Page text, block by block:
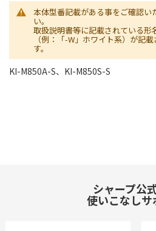
本体型番記載がある事をご確認い
い。
取扱説明書等に記載されている形
（例：「-W」ホワイト系）が記
す。
KI-M850A-S、KI-M850S-S
シャープ公
使いこなしサ